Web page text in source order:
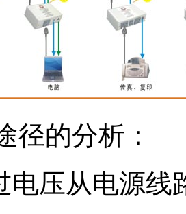
径的分析：
电压从电源线